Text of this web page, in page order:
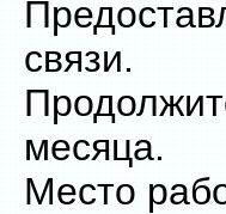
связи.
месяца.
Место